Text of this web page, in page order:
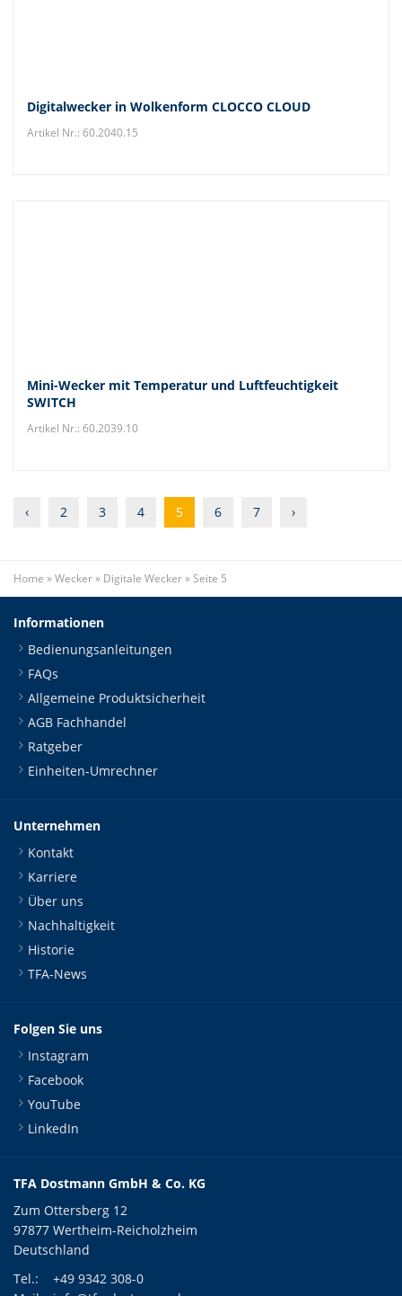
Digitalwecker in Wolkenform CLOCCO CLOUD
Artikel Nr.: 60.2040.15
Mini-Wecker mit Temperatur und Luftfeuchtigkeit
SWITCH
Artikel Nr.: 60.2039.10
‹ 2 3 4 5 6 7 ›
Home »Wecker» Digitale Wecker»Seite 5
Informationen
Bedienungsanleitungen
FAQs
Allgemeine Produktsicherheit
AGB Fachhandel
Ratgeber
Einheiten-Umrechner
Unternehmen
Kontakt
Karriere
Über uns
Nachhaltigkeit
Historie
TFA-News
Folgen Sie uns
Instagram
Facebook
YouTube
LinkedIn
TFA Dostmann GmbH & Co. KG
Zum Ottersberg 12
97877 Wertheim-Reicholzheim
Deutschland
Tel.:
+49 9342 308-0